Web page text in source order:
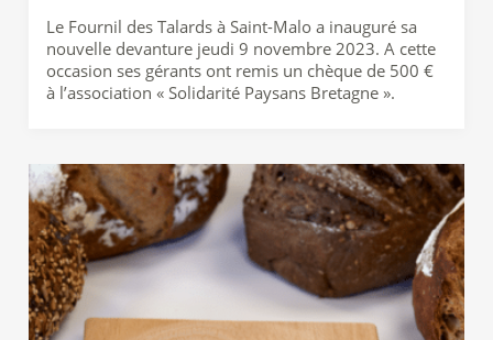
Le Fournil des Talards à Saint-Malo a inauguré sa
nouvelle devanture jeudi 9 novembre 2023. A cette
occasion ses gérants ont remis un chèque de 500 €
à l’association « Solidarité Paysans Bretagne ».